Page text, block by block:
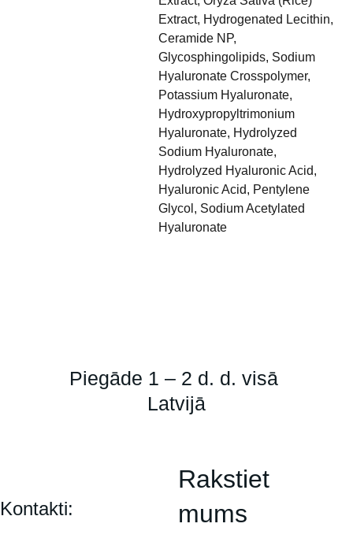
Extract, Hydrogenated Lecithin,
Ceramide NP,
Glycosphingolipids, Sodium
Hyaluronate Crosspolymer,
Potassium Hyaluronate,
Hydroxypropyltrimonium
Hyaluronate, Hydrolyzed
Sodium Hyaluronate,
Hydrolyzed Hyaluronic Acid,
Hyaluronic Acid, Pentylene
Glycol, Sodium Acetylated
Hyaluronate
Rakstiet
mums
Kontakti:
Piegāde 1 – 2 d. d. visā
Latvijā